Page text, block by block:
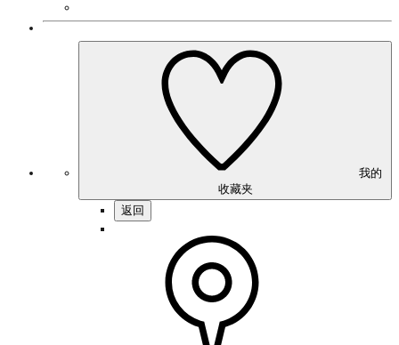
收藏夹
返回